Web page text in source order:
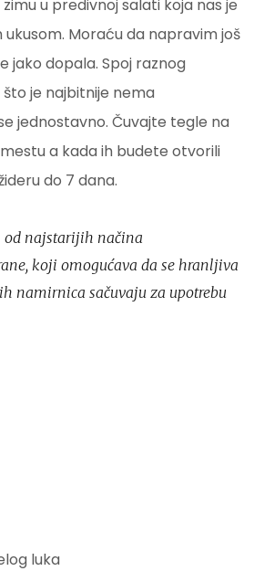
u predivnoj salati koja nas je
ukusom. Moraću da napravim još
jako dopala. Spoj raznog
je najbitnije nema
jednostavno. Čuvajte tegle na
a kada ih budete otvorili
do 7 dana.
od najstarijih načina
koji omogućava da se hranljiva
namirnica sačuvaju za upotrebu
luka